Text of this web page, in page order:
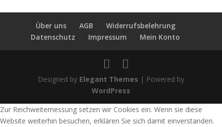
Über uns AGB
Widerrufsbelehrung
Datenschutz
Impressum Mein Konto
Designed by Elegant Themes | Powered by
WordPress
Zur Reichweitemessung setzen wir Cookies ein. Wenn sie diese
Website weiterhin besuchen, erklären Sie sich damit einverstanden.